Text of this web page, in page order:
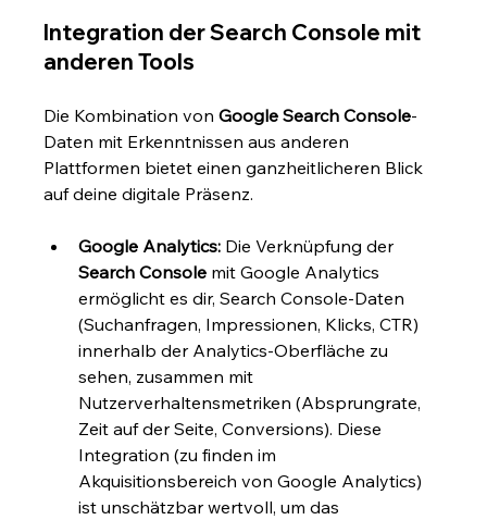
Integration der Search Console mit
anderen Tools
Die Kombination von Google Search Console-
Daten mit Erkenntnissen aus anderen
Plattformen bietet einen ganzheitlicheren Blick
auf deine digitale Präsenz.
Google Analytics: Die Verknüpfung der
Search Console mit Google Analytics
ermöglicht es dir, Search Console-Daten
(Suchanfragen, Impressionen, Klicks, CTR)
innerhalb der Analytics-Oberfläche zu
sehen, zusammen mit
Nutzerverhaltensmetriken (Absprungrate,
Zeit auf der Seite, Conversions). Diese
Integration (zu finden im
Akquisitionsbereich von Google Analytics)
ist unschätzbar wertvoll, um das